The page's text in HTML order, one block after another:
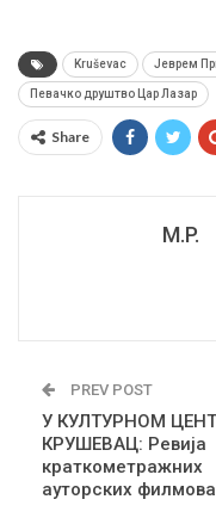
Kruševac Јеврем
Певачко друштво Цар Лазар
Share
M.P.
PREV POST
У КУЛТУРНОМ
КРУШЕВАЦ: Ревија
краткометражних
ауторских филмова